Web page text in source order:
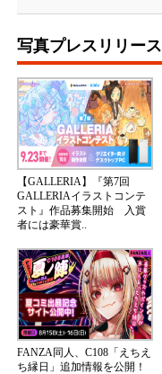
写真プレスリリース
【GALLERIA】『第7回
GALLERIAイラストコンテ
スト』作品募集開始 入賞
者には豪華賞..
FANZA同人、C108「えちえ
ち縁日」追加情報を公開！